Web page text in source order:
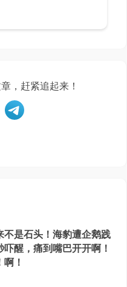
，赶紧追起来！
不是石头！海豹遭企鹅践
吓醒，痛到嘴巴开开啊！
！